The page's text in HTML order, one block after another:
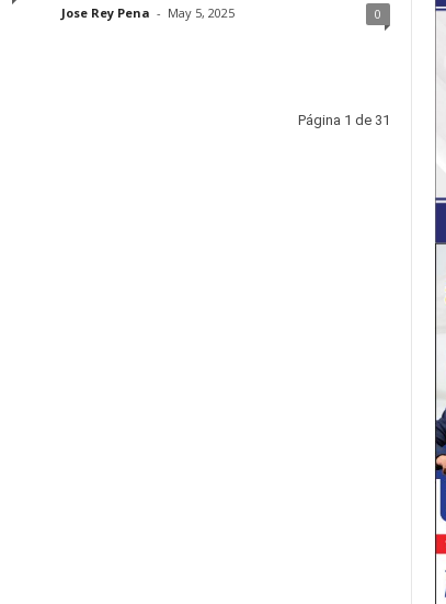
Jose Rey Pena - May 5, 2025 0
Página 1 de 31